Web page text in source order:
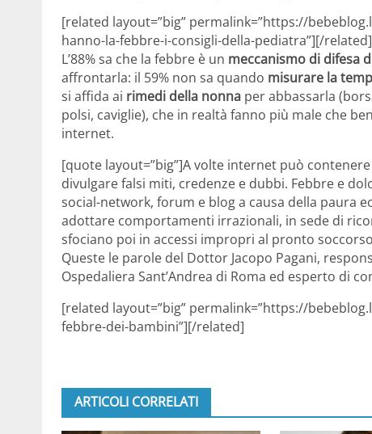
[related layout=”big” permalink=”https://
hanno-la-febbre-i-consigli-della-pediatra”][/related]
L’88% sa che la febbre è un meccanismo di difesa
affrontarla: il 59% non sa quando misurare la
si affida ai rimedi della nonna per abbassarla
polsi, caviglie), che in realtà fanno più male che
internet.
[quote layout=”big”]A volte internet può
divulgare falsi miti, credenze e dubbi. Febbre e
social-network, forum e blog a causa della paura
adottare comportamenti irrazionali, in sede di
sfociano poi in accessi impropri al pronto
Queste le parole del Dottor Jacopo Pagani,
Ospedaliera Sant’Andrea di Roma ed esperto di
[related layout=”big” permalink=”https://
febbre-dei-bambini”][/related]
ARTICOLI CORRELATI